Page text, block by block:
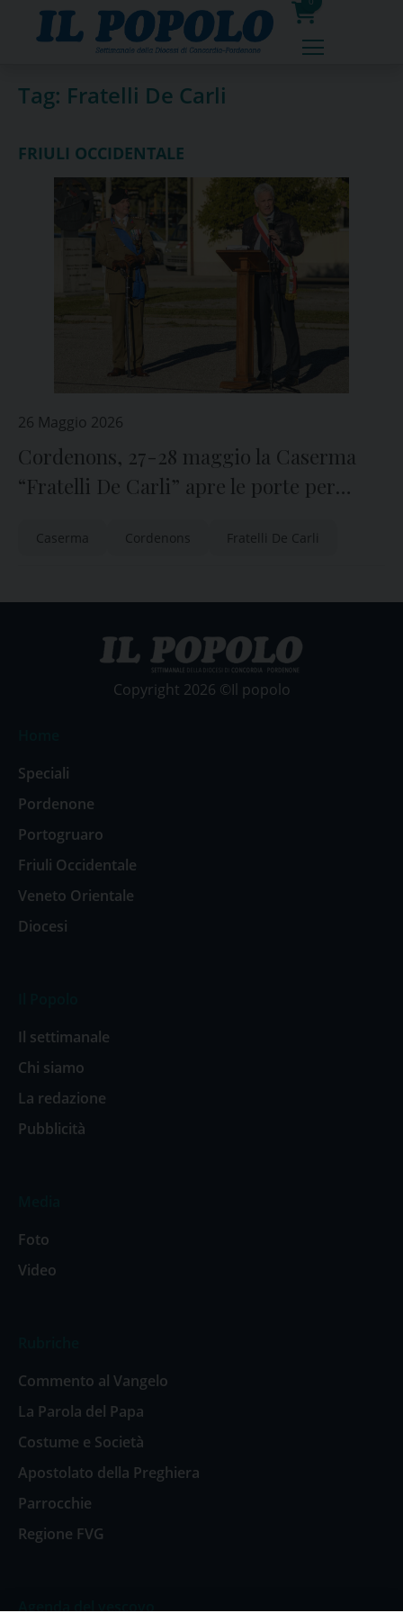
0
prodotti
Tag: Fratelli De Carli
FRIULI OCCIDENTALE
26 Maggio 2026
Cordenons, 27-28 maggio la Caserma
“Fratelli De Carli” apre le porte per
Caserma Cordenons Fratelli De Carli
Copyright 2026 ©Il popolo
Speciali
Pordenone
Portogruaro
Friuli Occidentale
Veneto Orientale
Diocesi
Il settimanale
Chi siamo
La redazione
Pubblicità
Foto
Video
Commento al Vangelo
La Parola del Papa
Costume e Società
Apostolato della Preghiera
Parrocchie
Regione FVG
Agenda del vescovo